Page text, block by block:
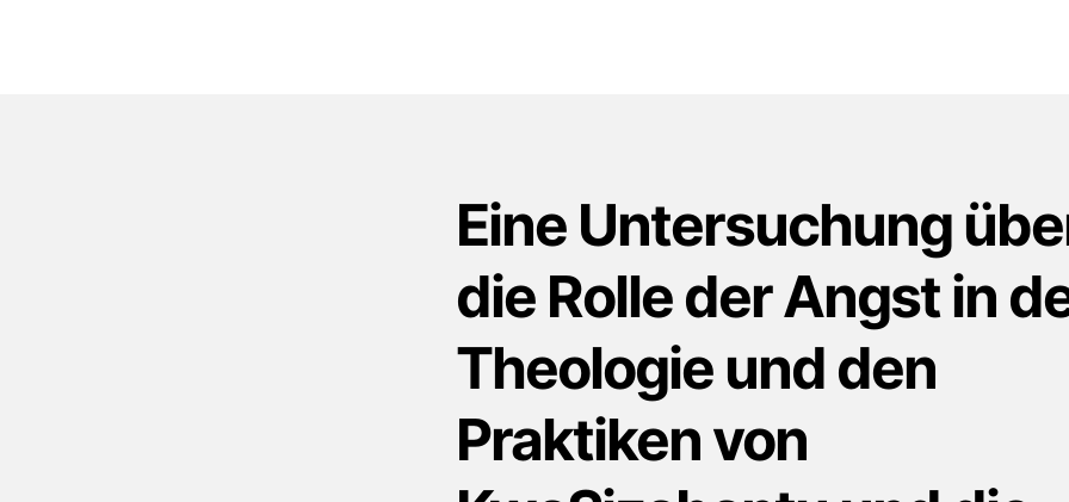
Eine Untersuchung
die Rolle der Angst in
Theologie und den
Praktiken von